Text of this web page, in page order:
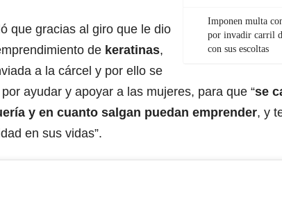
Imponen multa
por invadir carril
con sus escoltas
que gracias al giro que le dio
de keratinas,
a la cárcel y por ello se
ayudar y apoyar a las mujeres, para que “se
y en cuanto salgan puedan emprender, y
en sus vidas”.